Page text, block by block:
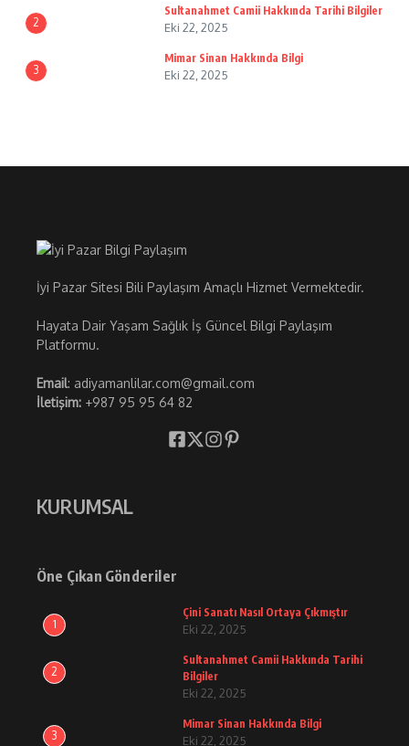
2
Sultanahmet Camii Hakkında Tarihi Bilgiler
Eki 22, 2025
3
Mimar Sinan Hakkında Bilgi
Eki 22, 2025
İyi Pazar Sitesi Bili Paylaşım Amaçlı Hizmet Vermektedir.
Hayata Dair Yaşam Sağlık İş Güncel Bilgi Paylaşım
Platformu.
Email: adiyamanlilar.com@gmail.com
İletişim: +987 95 95 64 82
KURUMSAL
Öne Çıkan Gönderiler
1
Çini Sanatı Nasıl Ortaya Çıkmıştır
Eki 22, 2025
2
Sultanahmet Camii Hakkında Tarihi
Bilgiler
Eki 22, 2025
3
Mimar Sinan Hakkında Bilgi
Eki 22, 2025